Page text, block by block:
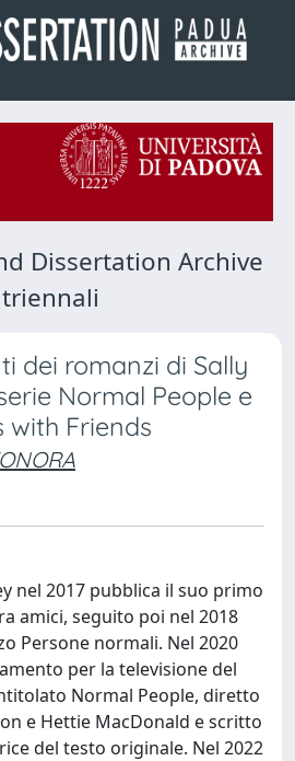
Dissertation Archive
dei romanzi di Sally
Normal People e
with Friends
nel 2017 pubblica il suo primo
amici, seguito poi nel 2018
Persone normali. Nel 2020
per la televisione del
Normal People, diretto
e Hettie MacDonald e scritto
del testo originale. Nel 2022